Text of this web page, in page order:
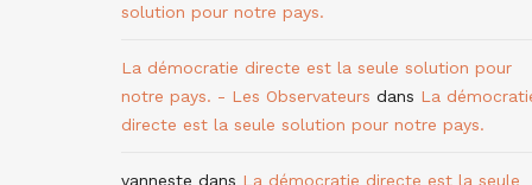
solution pour notre pays.
La démocratie directe est la seule solution pour
notre pays. - Les Observateurs dans La
directe est la seule solution pour notre pays.
vanneste dans La démocratie directe est la seule